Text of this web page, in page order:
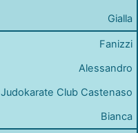
Gialla
Fanizzi
Alessandro
Judokarate Club Castenaso
Bianca